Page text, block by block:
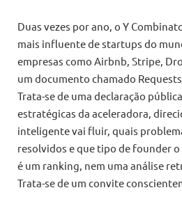
Duas vezes por ano, o Y
mais influente de startups do
empresas como Airbnb, Stripe,
um documento chamado
Trata-se de uma declaração
estratégicas da aceleradora,
inteligente vai fluir, quais
resolvidos e que tipo de founder o
é um ranking, nem uma análise
Trata-se de um convite